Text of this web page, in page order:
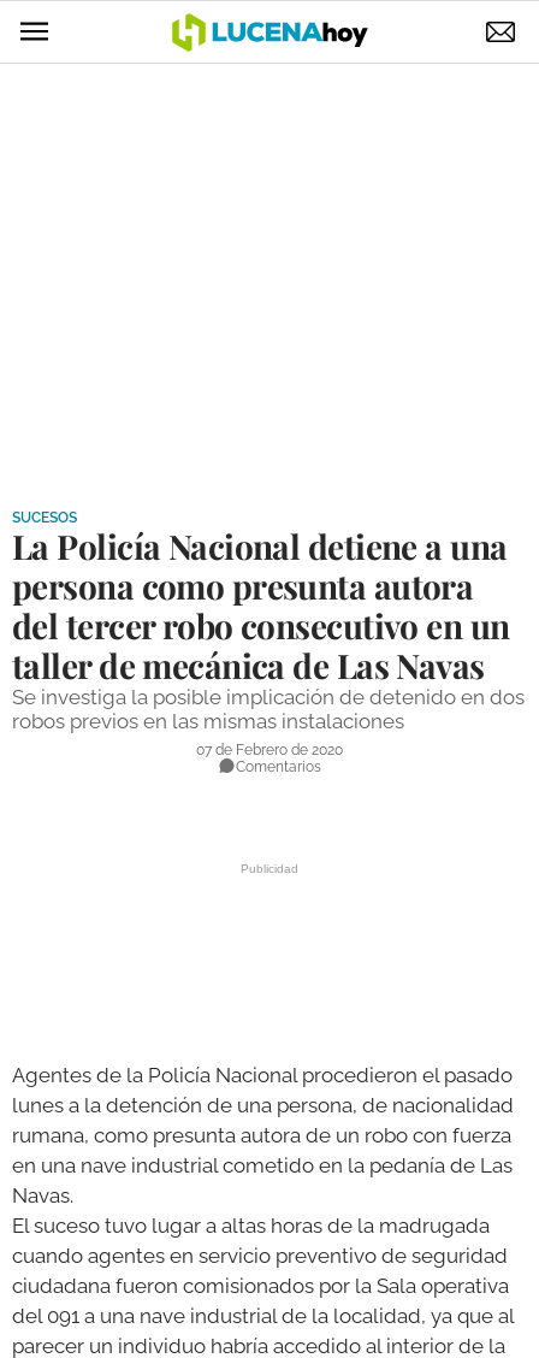
DEPORTES
COMPETICIONES
DEPORTE BASE
OPINIÓN
VENTANA CIUDADANA
NECROLÓGICAS
GALERÍAS
SUCESOS
La Policía Nacional detiene a una
persona como presunta autora
del tercer robo consecutivo en un
taller de mecánica de Las Navas
Se investiga la posible implicación de detenido en dos
robos previos en las mismas instalaciones
07 de Febrero de 2020
Comentarios
Agentes de la Policía Nacional procedieron el pasado
lunes a la detención de una persona, de nacionalidad
rumana, como presunta autora de un robo con fuerza
en una nave industrial cometido en la pedanía de Las
Navas.
El suceso tuvo lugar a altas horas de la madrugada
cuando agentes en servicio preventivo de seguridad
ciudadana fueron comisionados por la Sala operativa
del 091 a una nave industrial de la localidad, ya que al
parecer un individuo habría accedido al interior de la